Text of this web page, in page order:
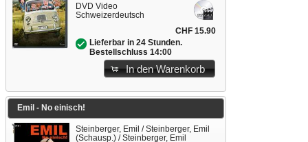
DVD Video
Schweizerdeutsch
CHF 15.90
Lieferbar in 24 Stunden.
Bestellschluss 14:00
In den Warenkorb
Emil - No einisch!
Steinberger, Emil / Steinberger, Emil
(Schausp.) / Steinberger, Emil